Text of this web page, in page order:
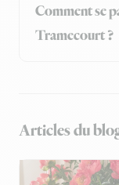
Comment se
Tramecourt ?
Articles du